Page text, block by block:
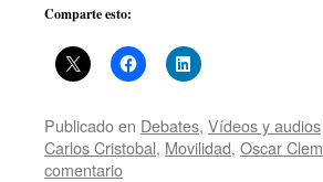
Comparte esto:
Publicado en Debates, Vídeos y audios
Carlos Cristobal, Movilidad, Oscar
comentario